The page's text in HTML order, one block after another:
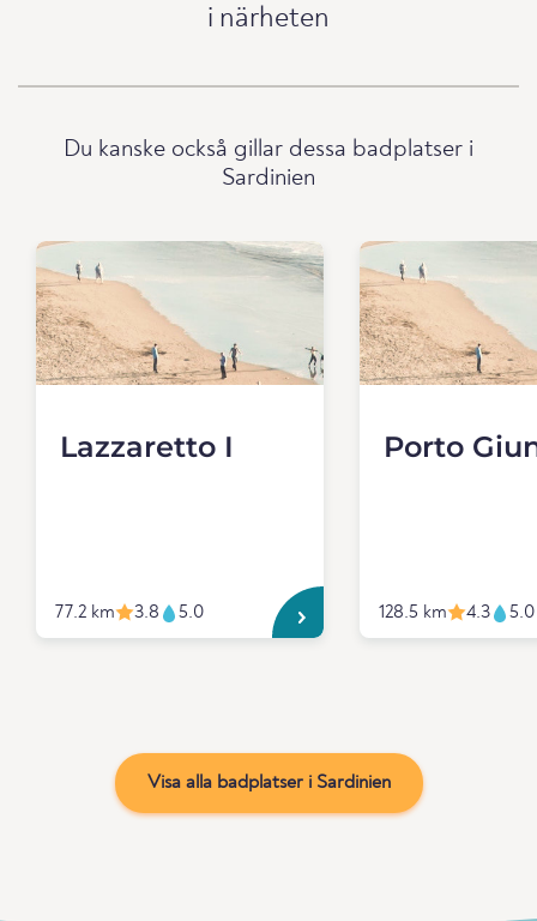
i närheten
Du kanske också gillar dessa badplatser i
Sardinien
Lazzaretto I
77.2 km 3.8 5.0
Porto
128.5 km 4.3 5.0
Visa alla badplatser i Sardinien